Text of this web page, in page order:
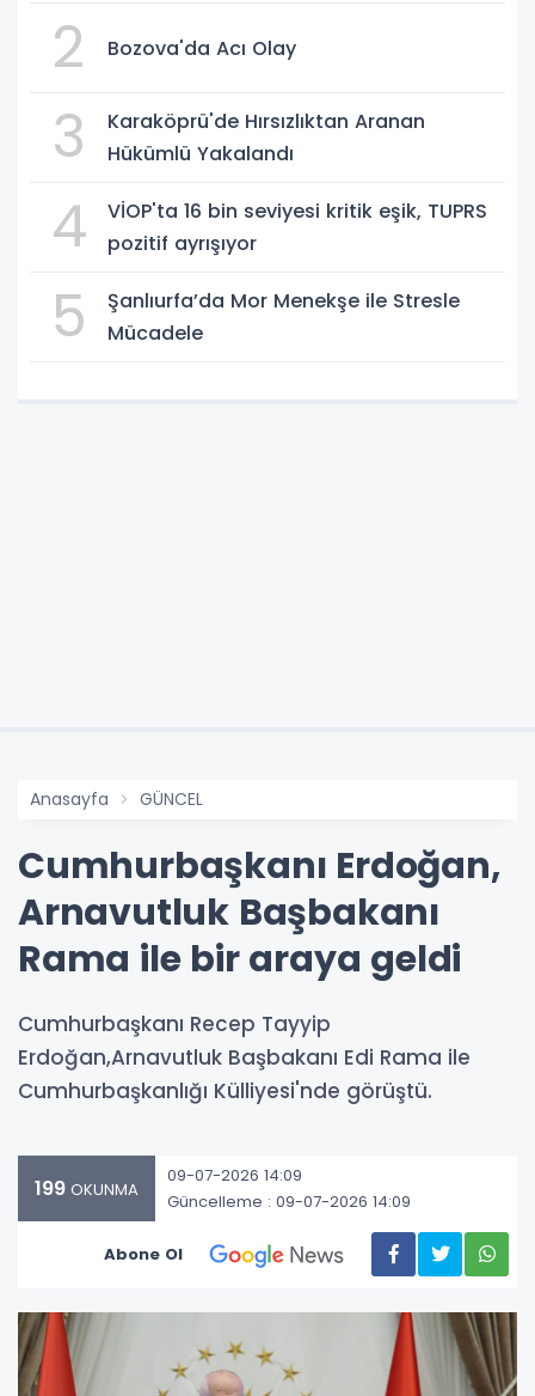
2 Bozova'da Acı Olay
3
Karaköprü'de Hırsızlıktan Aranan
Hükümlü Yakalandı
4
VİOP'ta 16 bin seviyesi kritik eşik, TUPRS
pozitif ayrışıyor
5
Şanlıurfa’da Mor Menekşe ile Stresle
Mücadele
Anasayfa GÜNCEL
Cumhurbaşkanı Erdoğan,
Arnavutluk Başbakanı
Rama ile bir araya geldi
Cumhurbaşkanı Recep Tayyip
Erdoğan,Arnavutluk Başbakanı Edi Rama ile
Cumhurbaşkanlığı Külliyesi'nde görüştü.
199 OKUNMA
09-07-2026 14:09
Güncelleme : 09-07-2026 14:09
Abone Ol